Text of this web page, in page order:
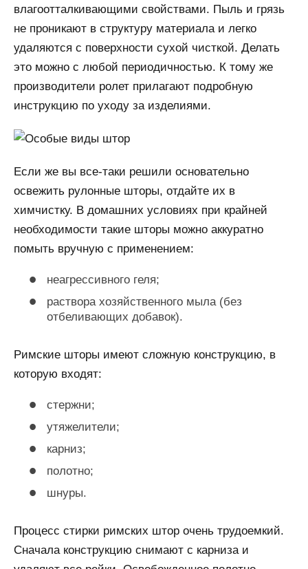
влагоотталкивающими свойствами. Пыль и грязь
не проникают в структуру материала и легко
удаляются с поверхности сухой чисткой. Делать
это можно с любой периодичностью. К тому же
производители ролет прилагают подробную
инструкцию по уходу за изделиями.
Если же вы все-таки решили основательно
освежить рулонные шторы, отдайте их в
химчистку. В домашних условиях при крайней
необходимости такие шторы можно аккуратно
помыть вручную с применением:
неагрессивного геля;
раствора хозяйственного мыла (без
отбеливающих добавок).
Римские шторы имеют сложную конструкцию, в
которую входят:
стержни;
утяжелители;
карниз;
полотно;
шнуры.
Процесс стирки римских штор очень трудоемкий.
Сначала конструкцию снимают с карниза и